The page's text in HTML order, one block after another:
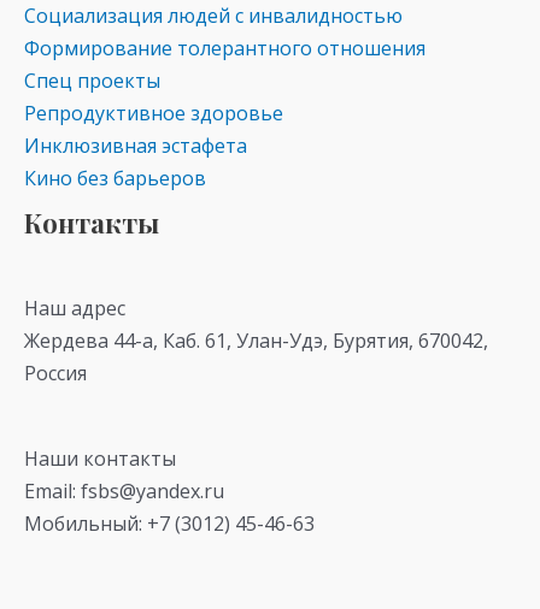
Социализация людей с инвалидностью
Формирование толерантного отношения
Спец проекты
Репродуктивное здоровье
Инклюзивная эстафета
Кино без барьеров
Контакты
Наш адрес
Жердева 44-а, Каб. 61, Улан-Удэ, Бурятия, 670042,
Россия
Наши контакты
Email: fsbs@yandex.ru
Мобильный: +7 (3012) 45-46-63